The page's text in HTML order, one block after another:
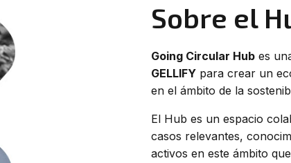
Sobre el
Going Circular Hubes
GELLIFYpara crear un
en el ámbito de la
El Hub es un espacio
casos relevantes,
activos en este ámbito